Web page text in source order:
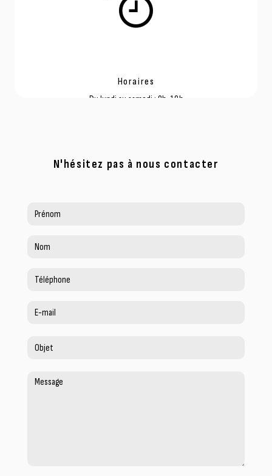
Horaires
Du lundi au samedi : 9h-18h
N'hésitez pas à nous contacter